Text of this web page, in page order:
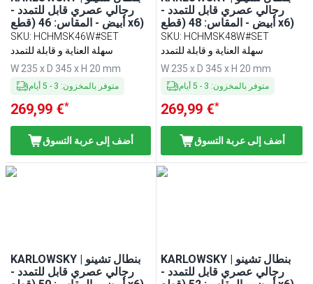
رجالي عصري قابل للتمدد -
أبيض - المقاس: 46 (قطع x6)
SKU: HCHMSK46W#SET
سهلة العناية و قابلة للتمدد
W 235 x D 345 x H 20 mm
متوفر بالمخزون:
3
-
5 أيام
269,99 €*
أضف إلى عربة التسوق
رجالي عصري قابل للتمدد -
أبيض - المقاس: 48 (قطع x6)
SKU: HCHMSK48W#SET
سهلة العناية و قابلة للتمدد
W 235 x D 345 x H 20 mm
متوفر بالمخزون:
3
-
5 أيام
269,99 €*
أضف إلى عربة التسوق
KARLOWSKY | بنطال تشينو
رجالي عصري قابل للتمدد -
KARLOWSKY | بنطال تشينو
رجالي عصري قابل للتمدد -